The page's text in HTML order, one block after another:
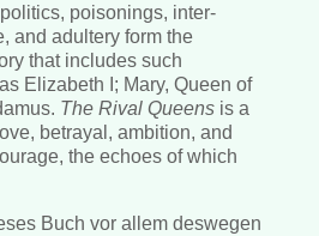
poisonings, inter-
and adultery form the
that includes such
Elizabeth I; Mary, Queen of
The Rival Queens is a
betrayal, ambition, and
the echoes of which
Buch vor allem deswegen